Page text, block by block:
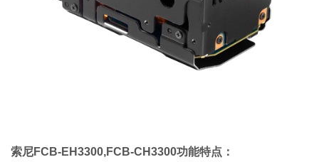
索尼FCB-EH3300,FCB-CH3300功能特点：